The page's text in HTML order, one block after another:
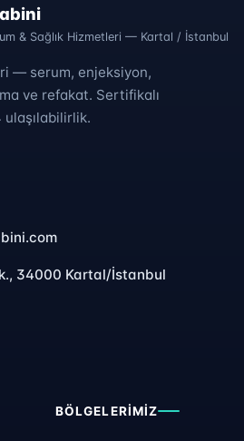
& Sağlık Hizmetleri — Kartal / İstanbul
— serum, enjeksiyon,
ve refakat. Sertifikalı
34000 Kartal/İstanbul
BÖLGELERIMIZ